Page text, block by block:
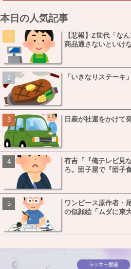
本日の人気記事
【悲報】Z世代「な
商品通さないといけ
「いきなりステーキ
日産が社運をかけて
有吉「『俺テレビ見
ろ。団子屋で『団子
ワンピース原作者・
の似顔絵「ムダに東